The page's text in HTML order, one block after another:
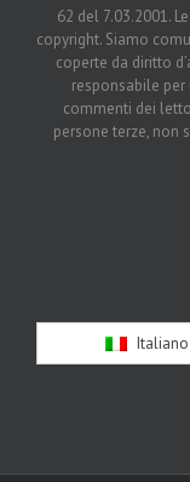
62 del 7.03.2001.
copyright. Siamo
coperte da diritto
responsabile
commenti dei
persone terze, non
Italiano